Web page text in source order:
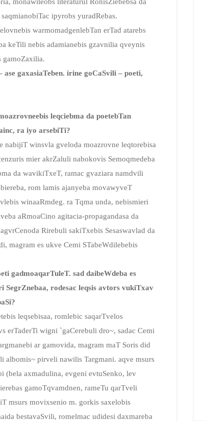
ipyrobs yuradRebas.
warmomadgenlebTan erTad atarebs
keTili nebis adamianebis gzavnilia qveynis
gamoZaxilia.
gaxasiaTeben. irine goCaSvili – poeti,
leqciebma da poetebTan
ra iyo arsebiTi?
nabijiT winsvla gveloda moazrovne leqtorebisa
mier akrZaluli nabokovis Semoqmedeba
da wavikiTxeT, ramac gvaziara namdvili
rom lamis ajanyeba movawyveT
winaaRmdeg. ra Tqma unda, nebismieri
aRmoaCino agitacia-propagandasa da
Rirebuli sakiTxebis Sesaswavlad da
magram es ukve Cemi STabeWdilebebis
gadmoaqarTuleT. sad daibeWdeba es
rodesac leqsis avtors vukiTxav
leqsebisaa, romlebic saqarTvelos
erTaderTi wigni `gaCerebuli dro~, sadac Cemi
ar gamovida, magram maT Soris did
albomis~ pirveli nawilis Targmani. aqve msurs
(bela axmadulina, evgeni evtuSenko, lev
gamoTqvamdnen, rameTu qarTveli
msurs movixsenio m. gorkis saxelobis
bestavaSvili, romelmac udidesi daxmareba